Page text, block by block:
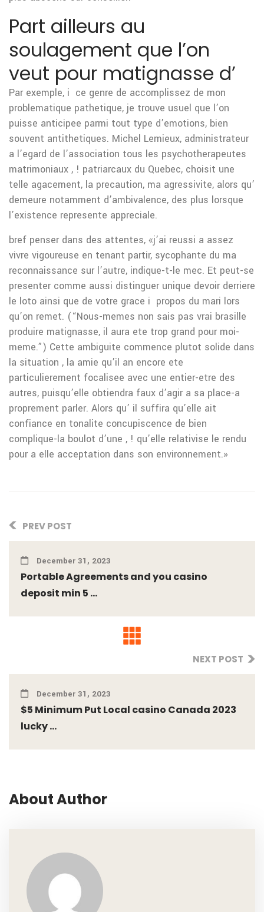
Part ailleurs au
soulagement que l’on
veut pour matignasse d’
Par exemple, i ce genre de accomplissez de mon
problematique pathetique, je trouve usuel que l’on
puisse anticipee parmi tout type d’emotions, bien
souvent antithetiques. Michel Lemieux, administrateur
a l’egard de l’association tous les psychotherapeutes
matrimoniaux , ! patriarcaux du Quebec, choisit une
telle agacement, la precaution, ma agressivite, alors qu’
demeure notamment d’ambivalence, des plus lorsque
l’existence represente appreciale.
bref penser dans des attentes, «j’ai reussi a assez
vivre vigoureuse en tenant partir, sycophante du ma
reconnaissance sur l’autre, indique-t-le mec. Et peut-se
presenter comme aussi distinguer unique devoir derriere
le loto ainsi que de votre grace i propos du mari lors
qu’on remet. (“Nous-memes non sais pas vrai brasille
produire matignasse, il aura ete trop grand pour moi-
meme.”) Cette ambiguite commence plutot solide dans
la situation , la amie qu’il an encore ete
particulierement focalisee avec une entier-etre des
autres, puisqu’elle obtiendra faux d’agir a sa place-a
proprement parler. Alors qu’ il suffira qu’elle ait
confiance en tonalite concupiscence de bien
complique-la boulot d’une , ! qu’elle relativise le rendu
pour a elle acceptation dans son environnement.»
PREV POST
December 31, 2023
Portable Agreements and you casino
deposit min 5 ...
NEXT POST
December 31, 2023
$5 Minimum Put Local casino Canada 2023
lucky ...
About Author